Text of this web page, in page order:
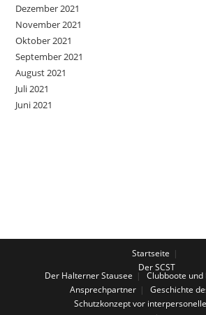
Dezember 2021
November 2021
Oktober 2021
September 2021
August 2021
Juli 2021
Juni 2021
Startseite
Der SCST
Der Halterner Stausee
Clubboote und
Ansprechpartner
Geschichte
Schutzkonzept vor